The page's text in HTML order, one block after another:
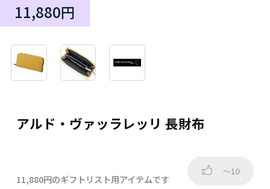
アルド・ヴァッラレッリ 長財布
11,880円
11,880円のギフトリスト用アイテムです
～10